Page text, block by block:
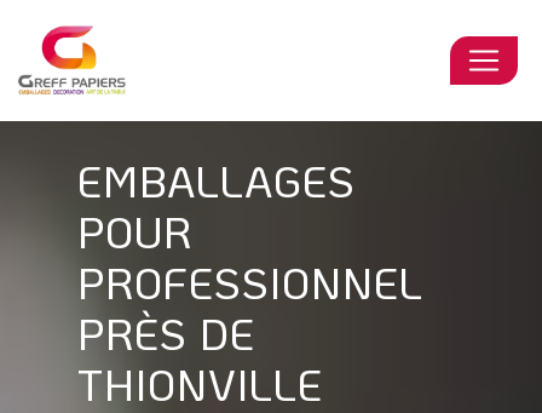
EMBALLAGES
POUR
PROFESSIONNEL
PRÈS DE
THIONVILLE